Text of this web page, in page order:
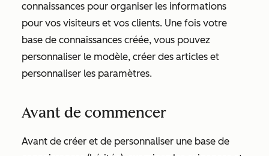
connaissances pour organiser les informations
pour vos visiteurs et vos clients. Une fois votre
base de connaissances créée, vous pouvez
personnaliser le modèle, créer des articles et
personnaliser les paramètres.
Avant de commencer
Avant de créer et de personnaliser une base de